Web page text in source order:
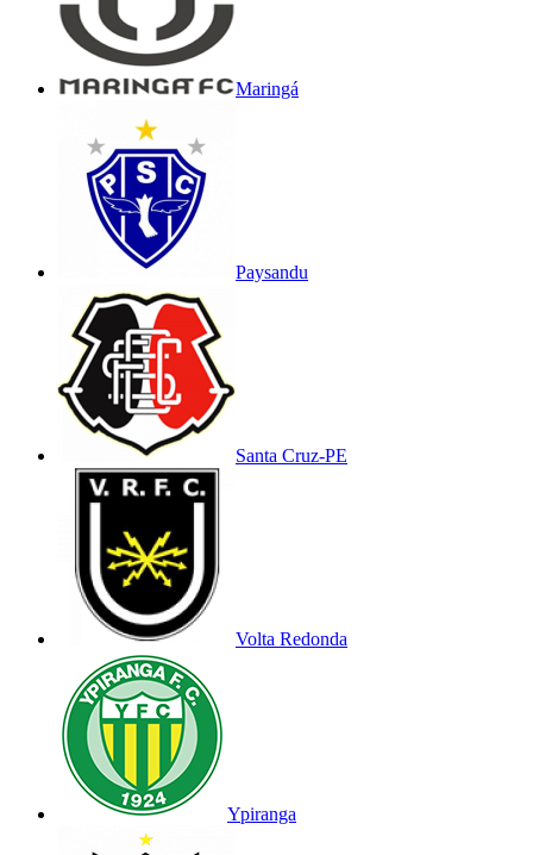
Maringá
Paysandu
Santa Cruz-PE
Volta Redonda
Ypiranga